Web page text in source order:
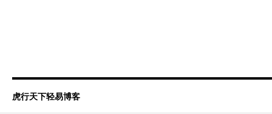
虎行天下轻易博客